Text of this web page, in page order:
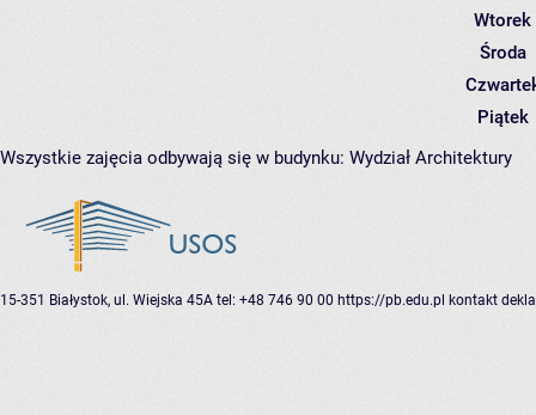
Wtorek
Środa
Piątek
Wszystkie zajęcia odbywają się w budynku: Wydział Architektury
15-351 Białystok, ul. Wiejska 45A tel: +48 746 90 00 https://pb.edu.pl kontakt